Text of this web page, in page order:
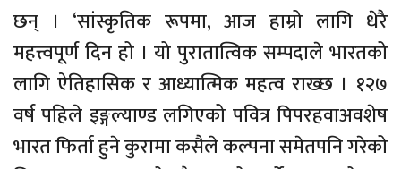
छन् । ‘सांस्कृतिक रूपमा, आज हाम्रो लागि धेरै
महत्त्वपूर्ण दिन हो । यो पुरातात्विक सम्पदाले भारतको
लागि ऐतिहासिक र आध्यात्मिक महत्व राख्छ । १२७
वर्ष पहिले इङ्गल्याण्ड लगिएको पवित्र पिपरहवाअवशेष
भारत फिर्ता हुने कुरामा कसैले कल्पना समेतपनि गरेको